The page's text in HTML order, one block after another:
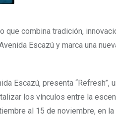
que combina tradición,
Escazú y marca una
Escazú, presenta
los vínculos entre la
al 15 de noviembre, en